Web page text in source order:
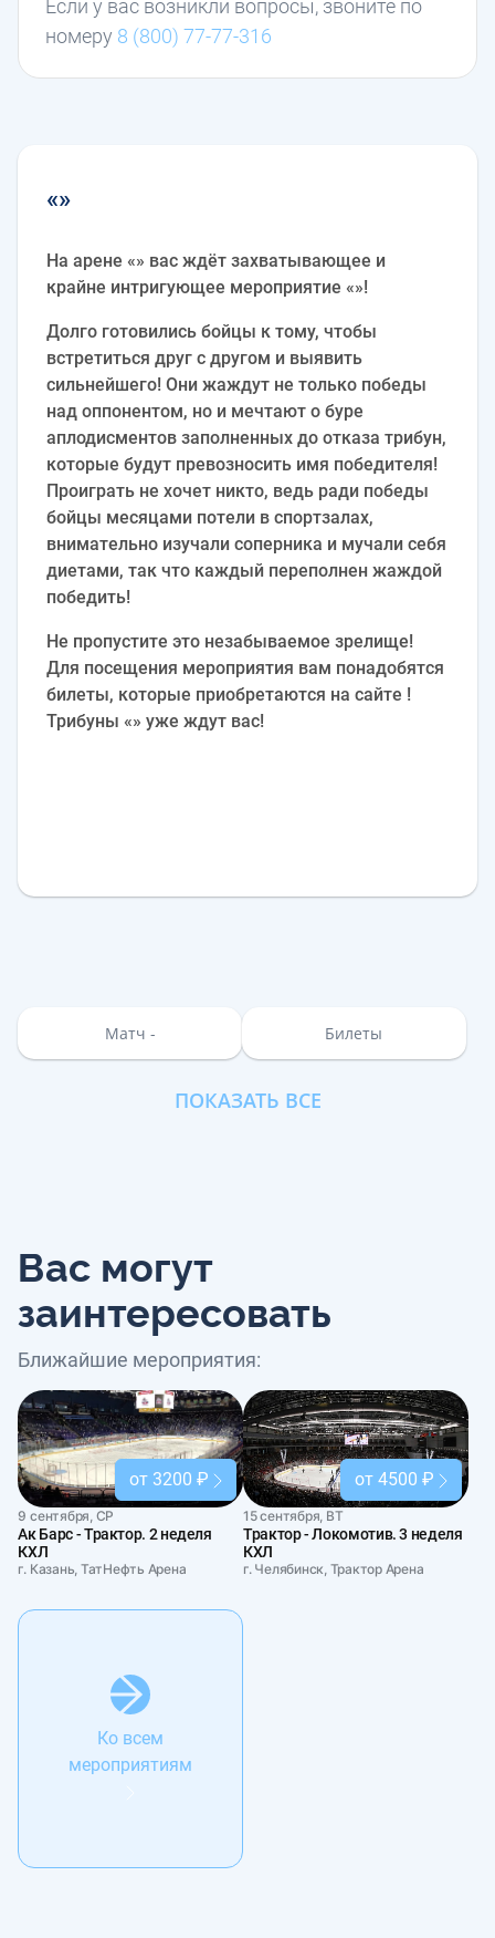
Если у вас возникли вопросы, звоните по
номеру 8 (800) 77-77-316
«»
На арене «» вас ждёт захватывающее и
крайне интригующее мероприятие «»!
Долго готовились бойцы к тому, чтобы
встретиться друг с другом и выявить
сильнейшего! Они жаждут не только победы
над оппонентом, но и мечтают о буре
аплодисментов заполненных до отказа трибун,
которые будут превозносить имя победителя!
Проиграть не хочет никто, ведь ради победы
бойцы месяцами потели в спортзалах,
внимательно изучали соперника и мучали себя
диетами, так что каждый переполнен жаждой
победить!
Не пропустите это незабываемое зрелище!
Для посещения мероприятия вам понадобятся
билеты, которые приобретаются на сайте !
Трибуны «» уже ждут вас!
Матч - Билеты
ПОКАЗАТЬ ВСЕ
Вас могут
заинтересовать
Ближайшие мероприятия:
от 3200 ₽
9 сентября, СР
Ак Барс - Трактор. 2 неделя
КХЛ
г. Казань, ТатНефть Арена
от 4500 ₽
15 сентября, ВТ
Трактор - Локомотив. 3 неделя
КХЛ
г. Челябинск, Трактор Арена
Ко всем
мероприятиям